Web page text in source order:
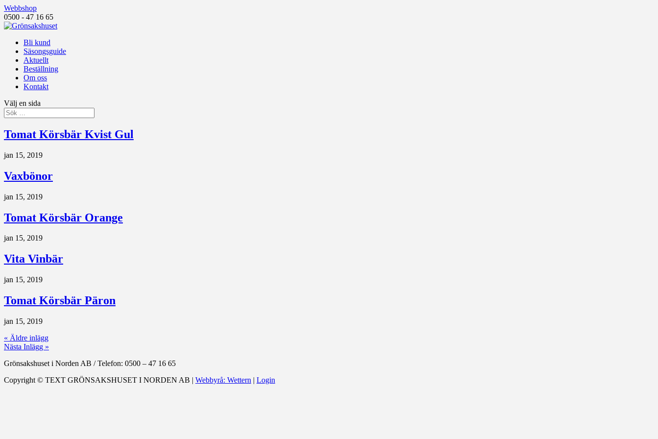
Webbshop
0500 - 47 16 65
Bli kund
Säsongsguide
Aktuellt
Beställning
Om oss
Kontakt
Välj en sida
Tomat Körsbär Kvist Gul
jan 15, 2019
Vaxbönor
jan 15, 2019
Tomat Körsbär Orange
jan 15, 2019
Vita Vinbär
jan 15, 2019
Tomat Körsbär Päron
jan 15, 2019
« Äldre inlägg
Nästa Inlägg »
Grönsakshuset i Norden AB /Telefon: 0500 – 47 16 65
Copyright © TEXT GRÖNSAKSHUSET I NORDEN AB | Webbyrå: Wettern | Login